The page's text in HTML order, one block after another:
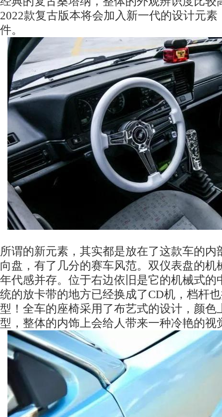
2022款复古版本将会加入新一代的设计元
件。
所谓的新元素，其实都是放在了这款车的内
向盘，有了几分的赛车风范。双仪表盘的机
年代感并存。位于右边依旧是它的机械式的
统的放卡带的地方已经换成了CD机，档杆
型！全车的座椅采用了布艺式的设计，颜色
型，整体的内饰上会给人带来一种冷艳的视